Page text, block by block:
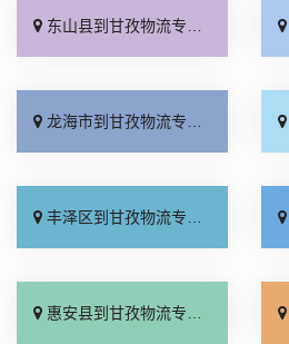
东山县到甘孜物流专线_快运直达「诚信经营」
龙海市到甘孜物流专线_全境派送「多年经验」
丰泽区到甘孜物流专线_运价实惠「高效运输」
惠安县到甘孜物流专线_专线查询「来电咨询」